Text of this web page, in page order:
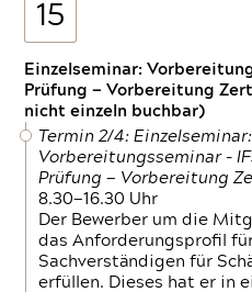
15
Einzelseminar:
Prüfung — Vorbereitung
nicht einzeln buchbar)
Termin 2/4: Einzelseminar:
Vorbereitungsseminar -
Prüfung — Vorbereitung
8.30—16.30 Uhr
Der Bewerber um die
das Anforderungsprofil
Sachverständigen für
erfüllen. Dieses hat er in